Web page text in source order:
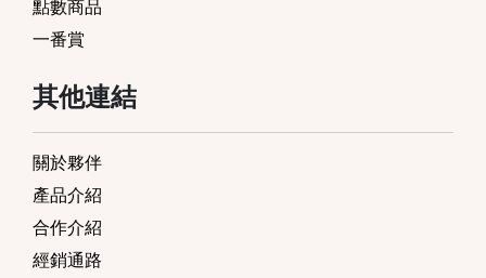
點數商品
一番賞
其他連結
關於夥伴
產品介紹
合作介紹
經銷通路